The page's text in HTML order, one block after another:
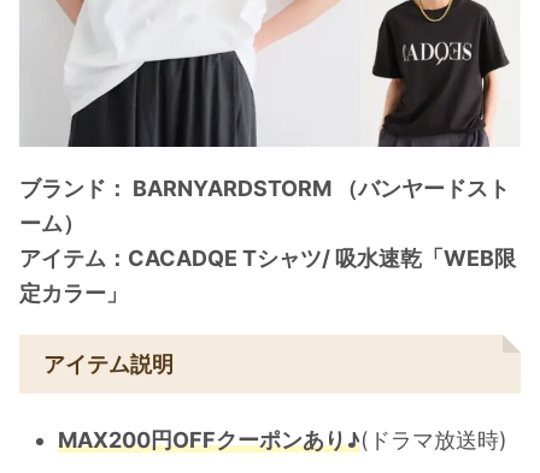
ブランド： BARNYARDSTORM （バンヤードスト
ーム）
アイテム：CACADQE Tシャツ/ 吸水速乾「WEB限
定カラー」
アイテム説明
MAX200円OFFクーポンあり♪(ドラマ放送時)